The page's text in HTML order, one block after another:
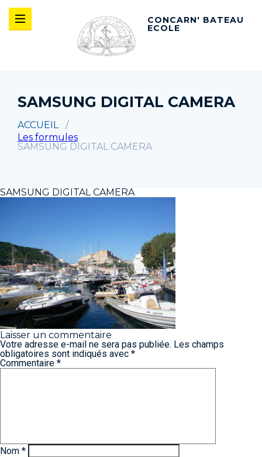
CONCARN' BATEAU
ECOLE
SAMSUNG DIGITAL CAMERA
ACCUEIL
Les formules
SAMSUNG DIGITAL CAMERA
SAMSUNG DIGITAL CAMERA
Laisser un commentaire
Votre adresse e-mail ne sera pas publiée. Les champs
obligatoires sont indiqués avec *
Commentaire *
Nom *